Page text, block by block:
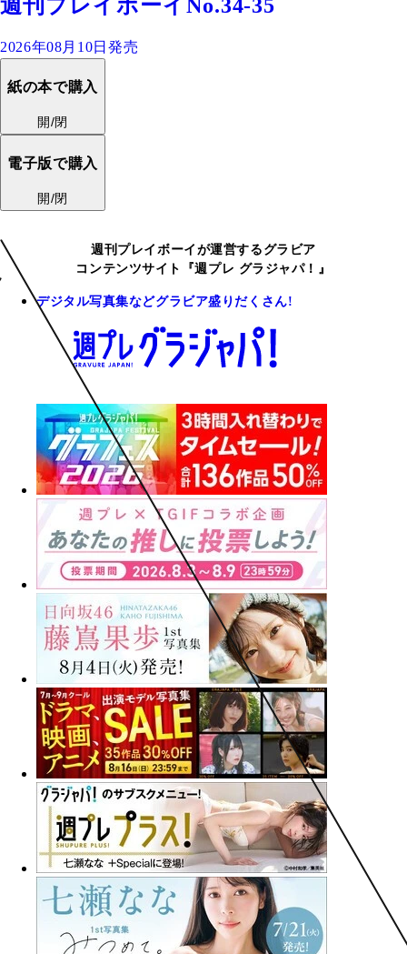
週刊プレイボーイNo.34-35
2026年08月10日発売
紙の本で購入
開/閉
電子版で購入
開/閉
週刊プレイボーイが運営するグラビア
コンテンツサイト『週プレ グラジャパ！』
デジタル写真集などグラビア盛りだくさん!